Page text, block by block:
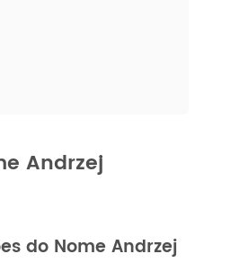
Andrzej
do Nome Andrzej